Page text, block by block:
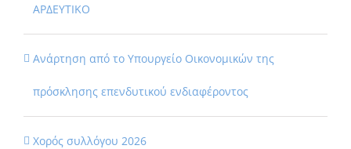
ΑΡΔΕΥΤΙΚΟ
Ανάρτηση από το Υπουργείο Οικονομικών της
πρόσκλησης επενδυτικού ενδιαφέροντος
Χορός συλλόγου 2026